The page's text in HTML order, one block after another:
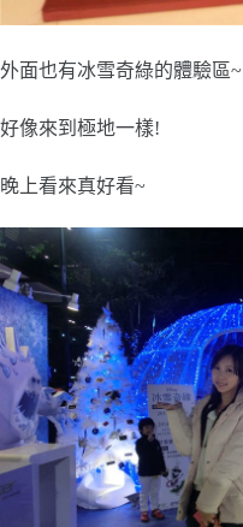
外面也有冰雪奇綠的體驗區~
好像來到極地一樣!
晚上看來真好看~